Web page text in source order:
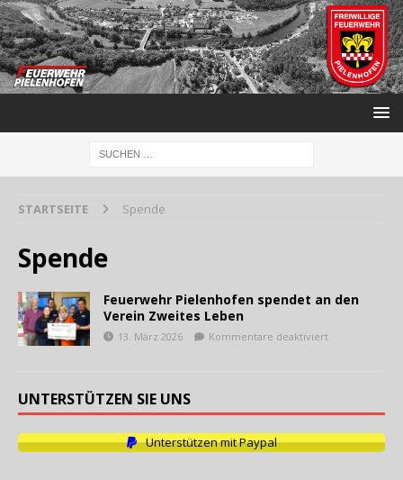
STARTSEITE Spende
Spende
Feuerwehr Pielenhofen spendet an den
Verein Zweites Leben
13. März 2026 Kommentare deaktiviert
UNTERSTÜTZEN SIE UNS
Unterstützen mit Paypal